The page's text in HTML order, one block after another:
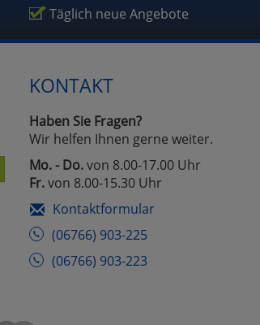
Täglich neue Angebote
KONTAKT
Haben Sie Fragen?
Wir helfen Ihnen gerne weiter.
Mo. - Do.von 8.00-17.00 Uhr
Fr.von 8.00-15.30 Uhr
Kontaktformular
(06766) 903-225
(06766) 903-223